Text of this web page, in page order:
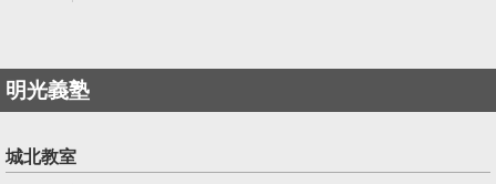
明光義塾
城北教室